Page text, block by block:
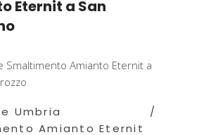
Eternit a San
Umbria
Amianto Eternit